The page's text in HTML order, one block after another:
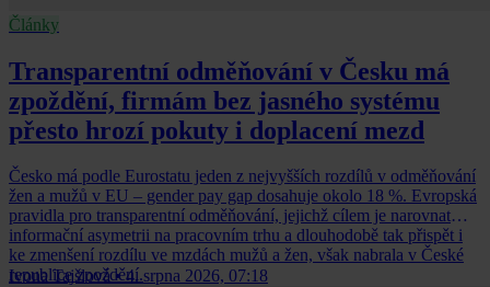
Články
Transparentní odměňování v Česku má
zpoždění, firmám bez jasného systému
přesto hrozí pokuty i doplacení mezd
Česko má podle Eurostatu jeden z nejvyšších rozdílů v odměňování
žen a mužů v EU – gender pay gap dosahuje okolo 18 %. Evropská
pravidla pro transparentní odměňování, jejichž cílem je narovnat
informační asymetrii na pracovním trhu a dlouhodobě tak přispět i
ke zmenšení rozdílu ve mzdách mužů a žen, však nabrala v České
republice zpoždění.
Ivona Tajšlová • 4. srpna 2026, 07:18